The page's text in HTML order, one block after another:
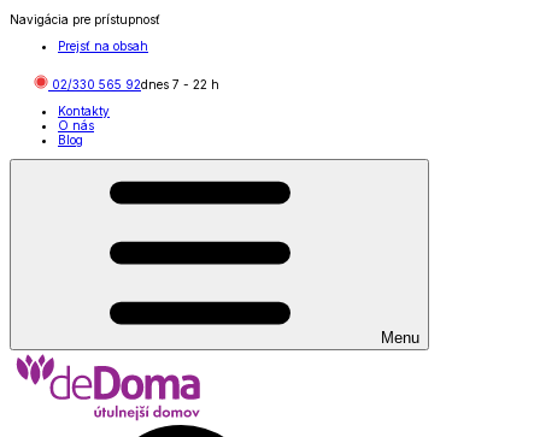
Navigácia pre prístupnosť
Prejsť na obsah
02/330 565 92dnes 7 - 22 h
Kontakty
O nás
Blog
Menu